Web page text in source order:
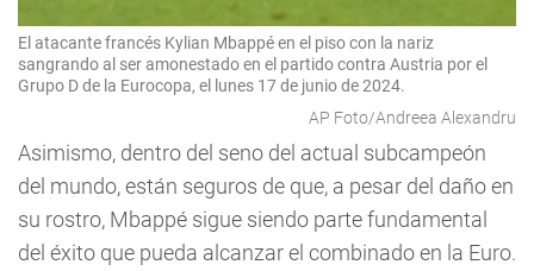
El atacante francés Kylian Mbappé en el piso con la nariz
sangrando al ser amonestado en el partido contra Austria por el
Grupo D de la Eurocopa, el lunes 17 de junio de 2024.
AP Foto/Andreea Alexandru
Asimismo, dentro del seno del actual subcampeón
del mundo, están seguros de que, a pesar del daño en
su rostro, Mbappé sigue siendo parte fundamental
del éxito que pueda alcanzar el combinado en la Euro.